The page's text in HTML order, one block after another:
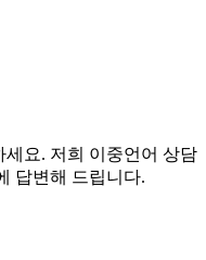
요. 저희 이중언어 상담
답변해 드립니다.